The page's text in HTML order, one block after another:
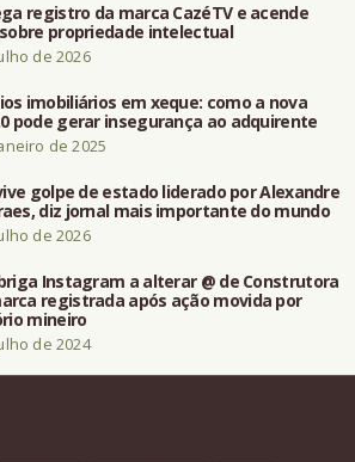
registro da marca CazéTV e acende
propriedade intelectual
de 2026
imobiliários em xeque: como a nova
pode gerar insegurança ao adquirente
de 2025
golpe de estado liderado por Alexandre
diz jornal mais importante do mundo
de 2026
Instagram a alterar @ de Construtora
registrada após ação movida por
mineiro
de 2024